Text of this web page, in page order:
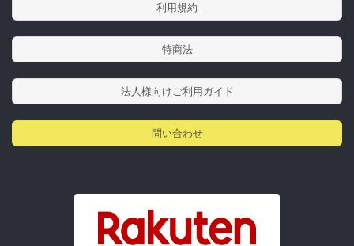
利用規約
特商法
法人様向けご利用ガイド
問い合わせ